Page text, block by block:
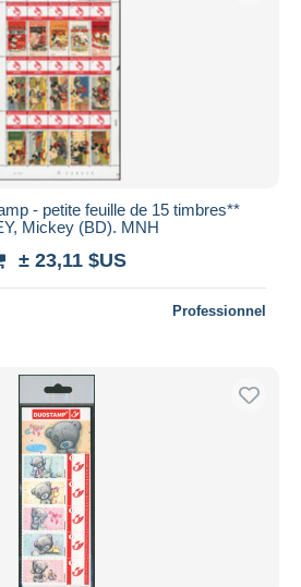
- petite feuille de 15 timbres**
Mickey (BD). MNH
± 23,11 $US
Professionnel